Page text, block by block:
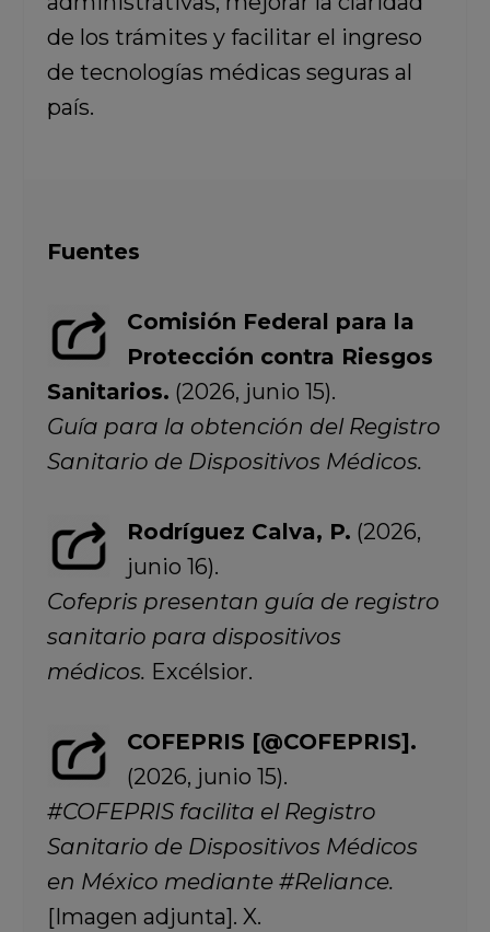
de los trámites y facilitar el ingreso
de tecnologías médicas seguras al
país.
Fuentes
Comisión Federal para la
Protección contra Riesgos
Sanitarios. (2026, junio 15).
Guía para la obtención del Registro
Sanitario de Dispositivos Médicos.
Rodríguez Calva, P. (2026,
junio 16).
Cofepris presentan guía de registro
sanitario para dispositivos
médicos. Excélsior.
COFEPRIS [@COFEPRIS].
(2026, junio 15).
#COFEPRIS facilita el Registro
Sanitario de Dispositivos Médicos
en México mediante #Reliance.
[Imagen adjunta]. X.